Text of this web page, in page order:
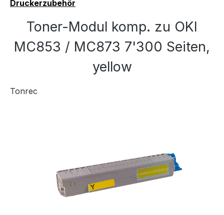
Druckerzubehör
Toner-Modul komp. zu OKI
MC853 / MC873 7'300 Seiten,
yellow
Tonrec